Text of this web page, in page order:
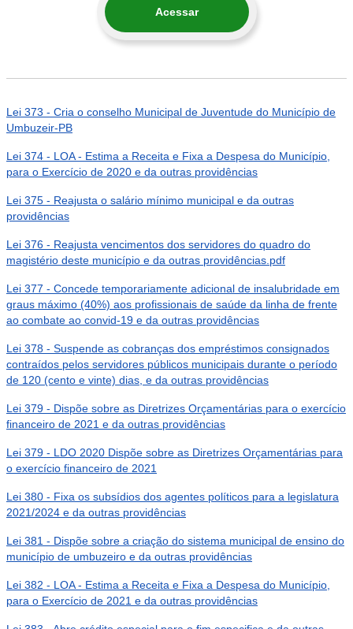
Acessar
Lei 373 - Cria o conselho Municipal de Juventude do Município de
Umbuzeir-PB
Lei 374 - LOA - Estima a Receita e Fixa a Despesa do Município,
para o Exercício de 2020 e da outras providências
Lei 375 - Reajusta o salário mínimo municipal e da outras
providências
Lei 376 - Reajusta vencimentos dos servidores do quadro do
magistério deste município e da outras providências.pdf
Lei 377 - Concede temporariamente adicional de insalubridade em
graus máximo (40%) aos profissionais de saúde da linha de frente
ao combate ao convid-19 e da outras providências
Lei 378 - Suspende as cobranças dos empréstimos consignados
contraídos pelos servidores públicos municipais durante o período
de 120 (cento e vinte) dias, e da outras providências
Lei 379 - Dispõe sobre as Diretrizes Orçamentárias para o exercício
financeiro de 2021 e da outras providências
Lei 379 - LDO 2020 Dispõe sobre as Diretrizes Orçamentárias para
o exercício financeiro de 2021
Lei 380 - Fixa os subsídios dos agentes políticos para a legislatura
2021/2024 e da outras providências
Lei 381 - Dispõe sobre a criação do sistema municipal de ensino do
município de umbuzeiro e da outras providências
Lei 382 - LOA - Estima a Receita e Fixa a Despesa do Município,
para o Exercício de 2021 e da outras providências